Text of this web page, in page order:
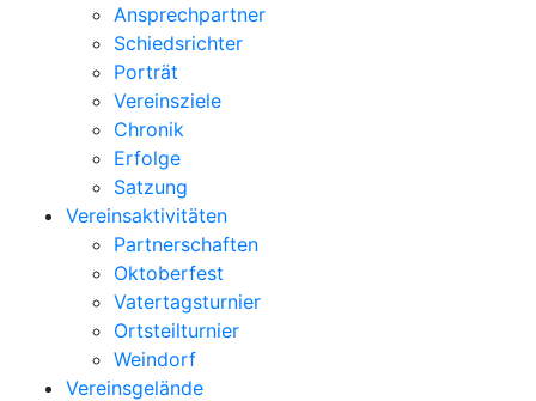
Ansprechpartner
Schiedsrichter
Porträt
Vereinsziele
Chronik
Erfolge
Satzung
Vereinsaktivitäten
Partnerschaften
Oktoberfest
Vatertagsturnier
Ortsteilturnier
Weindorf
Vereinsgelände